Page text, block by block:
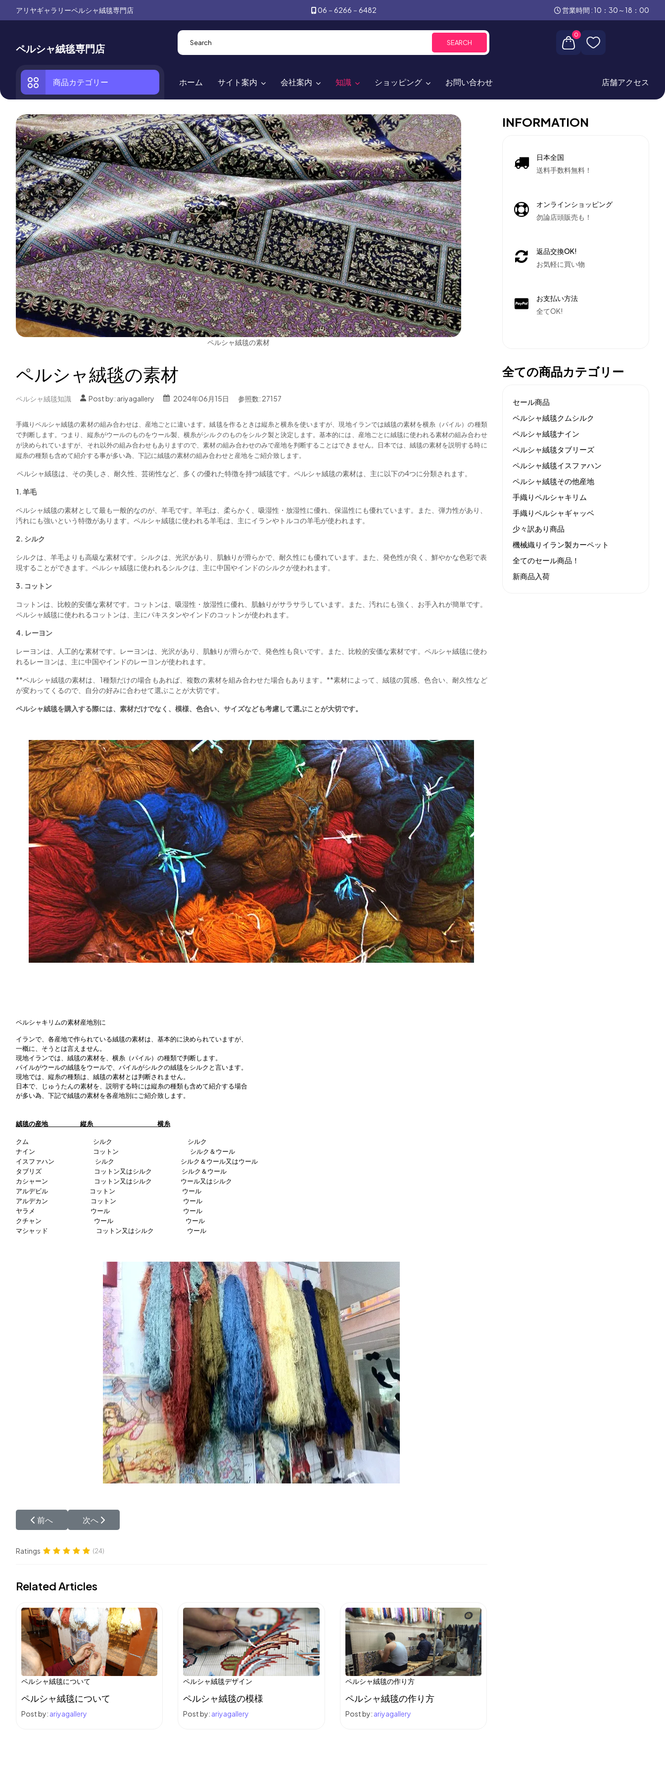
アリヤギャラリーペルシャ絨毯専門店 06－6266－6482 営業時間 : 10：30～18：00
ペルシャ絨毯専門店 SEARCH
0
商品カテゴリー ホーム サイト案内 会社案内 知識 ショッピング お問い合わせ 店舗アクセス
ペルシャ絨毯の素材
ペルシャ絨毯の素材
ペルシャ絨毯知識 Post by: ariyagallery 2024年06月15日 参照数: 27157
手織りペルシャ絨毯の素材の組み合わせは、産地ごとに違います。絨毯を作るときは縦糸と横糸を使いますが、現地イランでは絨毯の素材を横糸（パイル）の種類
で判断します。つまり、縦糸がウールのものをウール製、横糸がシルクのものをシルク製と決定します。基本的には、産地ごとに絨毯に使われる素材の組み合わせ
が決められていますが、それ以外の組み合わせもありますので、素材の組み合わせのみで産地を判断することはできません。
日本では、絨毯の素材を説明する時に
縦糸の種類も含めて紹介する事が多い為、下記に絨毯の素材の組み合わせと産地をご紹介致します。
ペルシャ絨毯は、その美しさ、耐久性、芸術性など、多くの優れた特徴を持つ絨毯です。ペルシャ絨毯の素材は、主に以下の4つに分類されます。
1. 羊毛
ペルシャ絨毯の素材として最も一般的なのが、羊毛です。羊毛は、柔らかく、吸湿性・放湿性に優れ、保温性にも優れています。また、弾力性があり、
汚れにも強いという特徴があります。ペルシャ絨毯に使われる羊毛は、主にイランやトルコの羊毛が使われます。
2. シルク
シルクは、羊毛よりも高級な素材です。シルクは、光沢があり、肌触りが滑らかで、耐久性にも優れています。また、発色性が良く、鮮やかな色彩で表
現することができます。ペルシャ絨毯に使われるシルクは、主に中国やインドのシルクが使われます。
3. コットン
コットンは、比較的安価な素材です。コットンは、吸湿性・放湿性に優れ、肌触りがサラサラしています。また、汚れにも強く、お手入れが簡単です。
ペルシャ絨毯に使われるコットンは、主にパキスタンやインドのコットンが使われます。
4. レーヨン
レーヨンは、人工的な素材です。レーヨンは、光沢があり、肌触りが滑らかで、発色性も良いです。また、比較的安価な素材です。ペルシャ絨毯に使わ
れるレーヨンは、主に中国やインドのレーヨンが使われます。
**ペルシャ絨毯の素材は、1種類だけの場合もあれば、複数の素材を組み合わせた場合もあります。**素材によって、絨毯の質感、色合い、耐久性など
が変わってくるので、自分の好みに合わせて選ぶことが大切です。
ペルシャ絨毯を購入する際には、素材だけでなく、模様、色合い、サイズなども考慮して選ぶことが大切です。
ペルシャキリムの素材産地別に
イランで、各産地で作られている絨毯の素材は、基本的に決められていますが、
一概に、そうとは言えません。
現地イランでは、絨毯の素材を、横糸（パイル）の種類で判断します。
パイルがウールの絨毯をウールで、パイルがシルクの絨毯をシルクと言います。
現地では、縦糸の種類は、絨毯の素材とは判断されません。
日本で、じゅうたんの素材を、説明する時には縦糸の種類も含めて紹介する場合
が多い為、下記で絨毯の素材を各産地別にご紹介致します。
絨毯の産地 縦糸 横糸
クム シルク シルク
ナイン コットン シルク＆ウール
イスファハン シルク シルク＆ウール又はウール
タブリズ コットン又はシルク シルク＆ウール
カシャーン コットン又はシルク ウール又はシルク
アルデビル コットン ウール
アルデカン コットン ウール
ヤラメ ウール ウール
クチャン ウール ウール
マシャッド コットン又はシルク ウール
前の記事へ: Kashan Mohtasham Antique Carpet カシャーンモフタシャーム
前へ 次の記事へ: ペルシャ絨毯をビデオでご紹介
次へ
Ratings (24)
Related Articles
ペルシャ絨毯について
ペルシャ絨毯について
Post by: ariyagallery
ペルシャ絨毯デザイン
ペルシャ絨毯の模様
Post by: ariyagallery
ペルシャ絨毯の作り方
ペルシャ絨毯の作り方
Post by: ariyagallery
INFORMATION
日本全国
送料手数料無料！
オンラインショッピング
勿論店頭販売も！
返品交換OK!
お気軽に買い物
お支払い方法
全てOK!
全ての商品カテゴリー
セール商品
ペルシャ絨毯クムシルク
ペルシャ絨毯ナイン
ペルシャ絨毯タブリーズ
ペルシャ絨毯イスファハン
ペルシャ絨毯その他産地
手織りペルシャキリム
手織りペルシャギャッベ
少々訳あり商品
機械織りイラン製カーペット
全てのセール商品！
新商品入荷